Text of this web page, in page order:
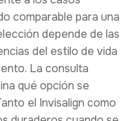
comparable para una
depende de las
del estilo de vida
La consulta
qué opción se
el Invisalign como